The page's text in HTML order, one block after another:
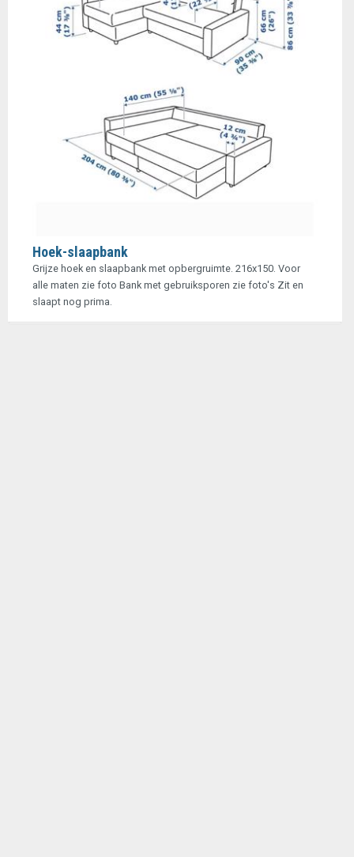
Hoek-slaapbank
Grijze hoek en slaapbank met opbergruimte. 216x150. Voor
alle maten zie foto Bank met gebruiksporen zie foto's Zit en
slaapt nog prima.